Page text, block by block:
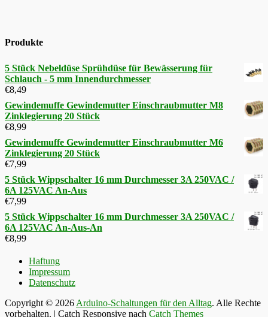
Produkte
5 Stück Nebeldüse Sprühdüse für Bewässerung für
Schlauch - 5 mm Innendurchmesser
€8,49
Gewindemuffe Gewindemutter Einschraubmutter M8
Zinklegierung 20 Stück
€8,99
Gewindemuffe Gewindemutter Einschraubmutter M6
Zinklegierung 20 Stück
€7,99
5 Stück Wippschalter 16 mm Durchmesser 3A 250VAC /
6A 125VAC An-Aus
€7,99
5 Stück Wippschalter 16 mm Durchmesser 3A 250VAC /
6A 125VAC An-Aus-An
€8,99
Haftung
Impressum
Datenschutz
Copyright © 2026Arduino-Schaltungen für den Alltag. Alle Rechte
vorbehalten. | Catch Responsive nach Catch Themes